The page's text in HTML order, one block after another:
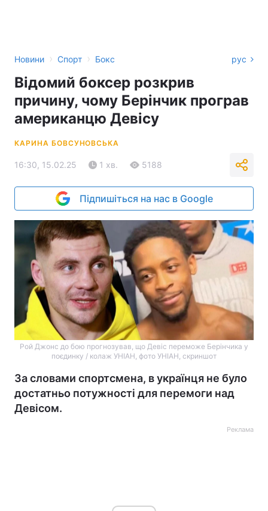
Новини › Спорт › Бокс рус
Відомий боксер розкрив
причину, чому Берінчик програв
американцю Девісу
КАРИНА БОВСУНОВСЬКА
16:30, 15.02.25 1 хв. 5188
Підпишіться на нас в Google
Рой Джонс до бою прогнозував, що Девіс переможе Берінчика у
поєдинку / колаж УНІАН, фото УНІАН, скриншот
За словами спортсмена, в українця не було
достатньо потужності для перемоги над
Девісом.
Реклама